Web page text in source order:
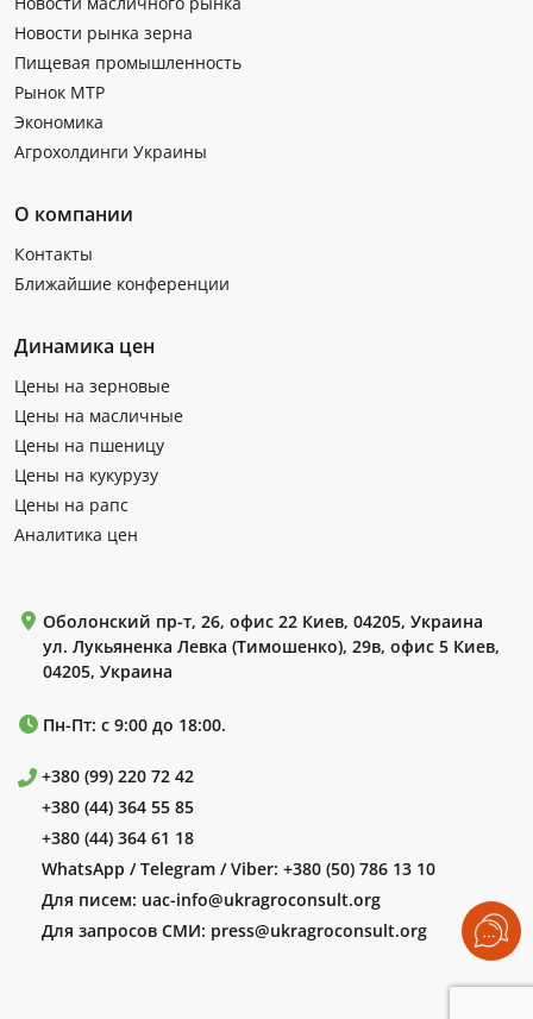
Новости рынка зерна
Пищевая промышленность
Рынок МТР
Экономика
Агрохолдинги Украины
О компании
Контакты
Ближайшие конференции
Динамика цен
Цены на зерновые
Цены на масличные
Цены на пшеницу
Цены на кукурузу
Цены на рапс
Аналитика цен
Оболонский пр-т, 26, офис 22 Киев, 04205, Украина
ул. Лукьяненка Левка (Тимошенко), 29в, офис 5 Киев,
04205, Украина
Пн-Пт: с 9:00 до 18:00.
+380 (99) 220 72 42
+380 (44) 364 55 85
+380 (44) 364 61 18
WhatsApp / Telegram / Viber: +380 (50) 786 13 10
Для писем: uac-info@ukragroconsult.org
Для запросов СМИ: press@ukragroconsult.org